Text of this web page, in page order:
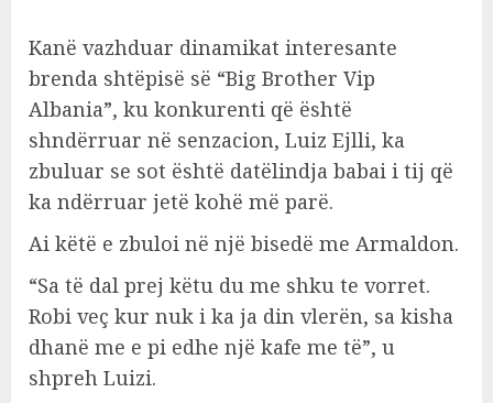
Kanë vazhduar dinamikat interesante
brenda shtëpisë së “Big Brother Vip
Albania”, ku konkurenti që është
shndërruar në senzacion, Luiz Ejlli, ka
zbuluar se sot është datëlindja babai i tij që
ka ndërruar jetë kohë më parë.
Ai këtë e zbuloi në një bisedë me Armaldon.
“Sa të dal prej këtu du me shku te vorret.
Robi veç kur nuk i ka ja din vlerën, sa kisha
dhanë me e pi edhe një kafe me të”, u
shpreh Luizi.